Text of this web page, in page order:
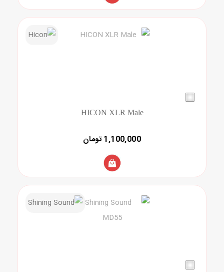
HICON XLR Male
1,100,000 تومان